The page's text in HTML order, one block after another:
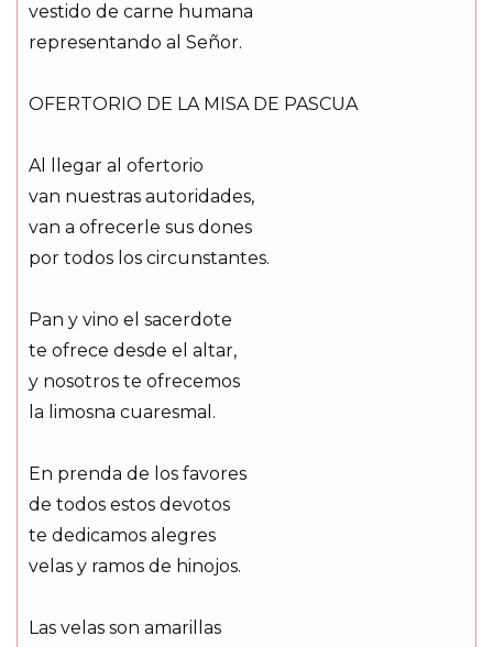
vestido de carne humana
representando al Señor.
OFERTORIO DE LA MISA DE PASCUA
Al llegar al ofertorio
van nuestras autoridades,
van a ofrecerle sus dones
por todos los circunstantes.
Pan y vino el sacerdote
te ofrece desde el altar,
y nosotros te ofrecemos
la limosna cuaresmal.
En prenda de los favores
de todos estos devotos
te dedicamos alegres
velas y ramos de hinojos.
Las velas son amarillas